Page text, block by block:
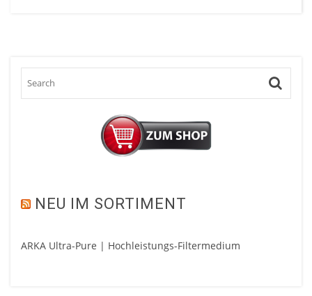
NEU IM SORTIMENT
ARKA Ultra-Pure | Hochleistungs-Filtermedium